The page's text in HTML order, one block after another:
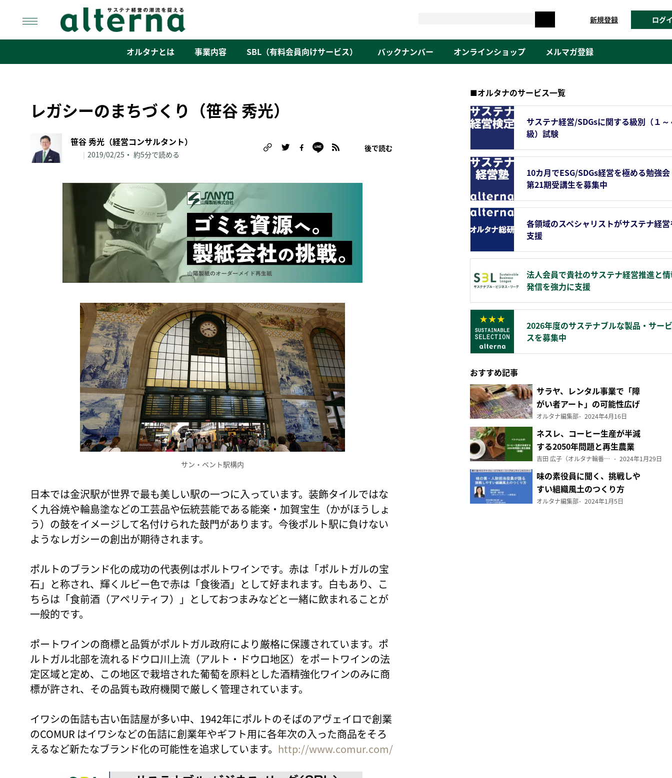
content
新規登録 ログ
オルタナとは 事業内容 SBL（有料会員向けサービス） バックナンバー オンラインショップ メルマガ登録
レガシーのまちづくり（笹谷 秀光）
笹谷 秀光（経営コンサルタント）
| 2019/02/25 約5分で読める
後で読む
サン・ベント駅構内
日本では金沢駅が世界で最も美しい駅の一つに入っています。装飾タイルではな
く九谷焼や輪島塗などの工芸品や伝統芸能である能楽・加賀宝生（かがほうしょ
う）の鼓をイメージして名付けられた鼓門があります。今後ポルト駅に負けない
ようなレガシーの創出が期待されます。
ポルトのブランド化の成功の代表例はポルトワインです。赤は「ポルトガルの宝
石」と称され、輝くルビー色で赤は「食後酒」として好まれます。白もあり、こ
ちらは「食前酒（アペリティフ）」としておつまみなどと一緒に飲まれることが
一般的です。
ポートワインの商標と品質がポルトガル政府により厳格に保護されています。ポ
ルトガル北部を流れるドウロ川上流（アルト・ドウロ地区）をポートワインの法
定区域と定め、この地区で栽培された葡萄を原料とした酒精強化ワインのみに商
標が許され、その品質も政府機関で厳しく管理されています。
イワシの缶詰も古い缶詰屋が多い中、1942年にポルトのそばのアヴェイロで創業
のCOMUR はイワシなどの缶詰に創業年やギフト用に各年次の入った商品をそろ
えるなど新たなブランド化の可能性を追求しています。 http://www.comur.com/
■オルタナのサービス一覧
サステナ経営/SDGsに関する級別（１～
級）試験
10カ月でESG/SDGs経営を極める勉強
第21期受講生を募集中
各領域のスペシャリストがサステナ経
支援
法人会員で貴社のサステナ経営推進と
発信を強力に支援
2026年度のサステナブルな製品・サービ
スを募集中
おすすめ記事
サラヤ、レンタル事業で「障
がい者アート」の可能性広げ
る
オルタナ編集部 2024年4月16日
ネスレ、コーヒー生産が半減
する2050年問題と再生農業
（前編）
吉田 広子（オルタナ輪番編集長） 2024年1月29日
味の素役員に聞く、挑戦しや
すい組織風土のつくり方
オルタナ編集部 2024年1月5日